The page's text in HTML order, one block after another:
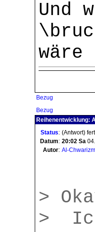
Und
wäre
Bezug
Bezug
Reihenentwicklung:
Status: (Antwort)
Datum: 20:02 Sa
Autor: Al-
>
>